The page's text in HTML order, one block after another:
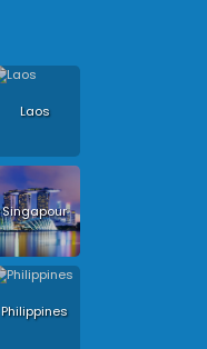
Laos
Singapour
Philippines